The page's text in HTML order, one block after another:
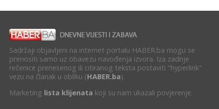
Sadržaji objavljeni na internet portalu HABER.ba mogu se
prenositi samo uz obavezu navođenja izvora. Iza zadnje
rečenice prenesenog ili citiranog teksta postaviti "hyperlink"
vezu na članak u obliku (HABER.ba).
Marketing lista klijenata koji su nam ukazali povjerenje.